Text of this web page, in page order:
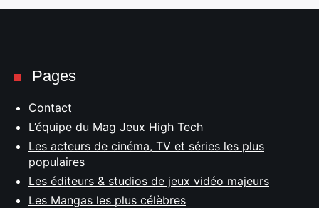
Pages
Contact
L’équipe du Mag Jeux High Tech
Les acteurs de cinéma, TV et séries les plus
populaires
Les éditeurs & studios de jeux vidéo majeurs
Les Mangas les plus célèbres